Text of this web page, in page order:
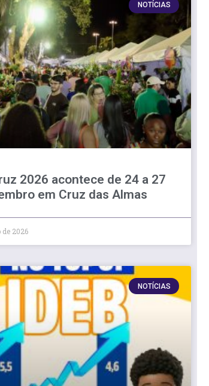
NOTÍCIAS
2026 acontece de 24 a 27
em Cruz das Almas
de 2026
NOTÍCIAS